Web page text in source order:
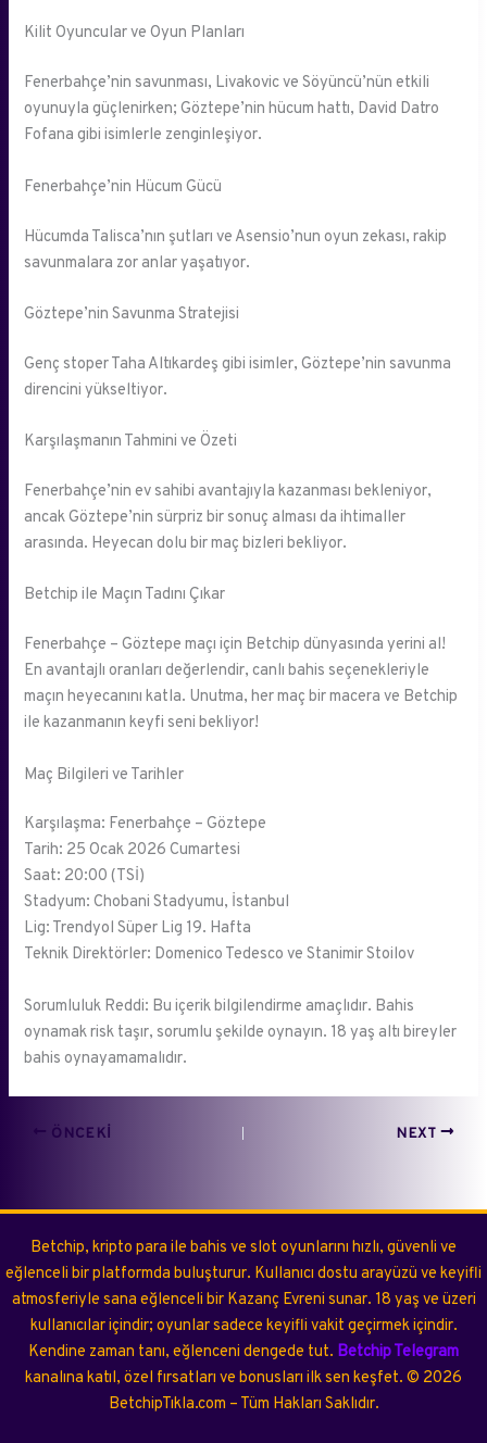
Kilit Oyuncular ve Oyun Planları
Fenerbahçe’nin savunması, Livakovic ve Söyüncü’nün etkili
oyunuyla güçlenirken; Göztepe’nin hücum hattı, David Datro
Fofana gibi isimlerle zenginleşiyor.
Fenerbahçe’nin Hücum Gücü
Hücumda Talisca’nın şutları ve Asensio’nun oyun zekası, rakip
savunmalara zor anlar yaşatıyor.
Göztepe’nin Savunma Stratejisi
Genç stoper Taha Altıkardeş gibi isimler, Göztepe’nin savunma
direncini yükseltiyor.
Karşılaşmanın Tahmini ve Özeti
Fenerbahçe’nin ev sahibi avantajıyla kazanması bekleniyor,
ancak Göztepe’nin sürpriz bir sonuç alması da ihtimaller
arasında. Heyecan dolu bir maç bizleri bekliyor.
Betchip ile Maçın Tadını Çıkar
Fenerbahçe – Göztepe maçı için Betchip dünyasında yerini al!
En avantajlı oranları değerlendir, canlı bahis seçenekleriyle
maçın heyecanını katla. Unutma, her maç bir macera ve Betchip
ile kazanmanın keyfi seni bekliyor!
Maç Bilgileri ve Tarihler
Karşılaşma: Fenerbahçe – Göztepe
Tarih: 25 Ocak 2026 Cumartesi
Saat: 20:00 (TSİ)
Stadyum: Chobani Stadyumu, İstanbul
Lig: Trendyol Süper Lig 19. Hafta
Teknik Direktörler: Domenico Tedesco ve Stanimir Stoilov
Sorumluluk Reddi: Bu içerik bilgilendirme amaçlıdır. Bahis
oynamak risk taşır, sorumlu şekilde oynayın. 18 yaş altı bireyler
bahis oynayamamalıdır.
ÖNCEKI NEXT
Betchip, kripto para ile bahis ve slot oyunlarını hızlı, güvenli ve
eğlenceli bir platformda buluşturur. Kullanıcı dostu arayüzü ve keyifli
atmosferiyle sana eğlenceli bir Kazanç Evreni sunar. 18 yaş ve üzeri
kullanıcılar içindir; oyunlar sadece keyifli vakit geçirmek içindir.
Kendine zaman tanı, eğlenceni dengede tut. Betchip Telegram
kanalına katıl, özel fırsatları ve bonusları ilk sen keşfet. © 2026
BetchipTıkla.com – Tüm Hakları Saklıdır.